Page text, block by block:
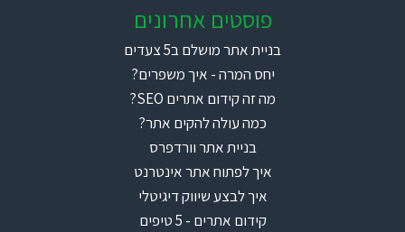
פוסטים אחרונים
בניית אתר מושלם ב5 צעדים
יחס המרה - איך משפרים?
מה זה קידום אתרים SEO?
כמה עולה להקים אתר?
בניית אתר וורדפרס
איך לפתוח אתר אינטרנט
איך לבצע שיווק דיגיטלי
קידום אתרים - 5 טיפים